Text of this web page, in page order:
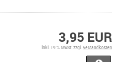
3,95 EUR
inkl. 19 % MwSt. zzgl.Versandkosten